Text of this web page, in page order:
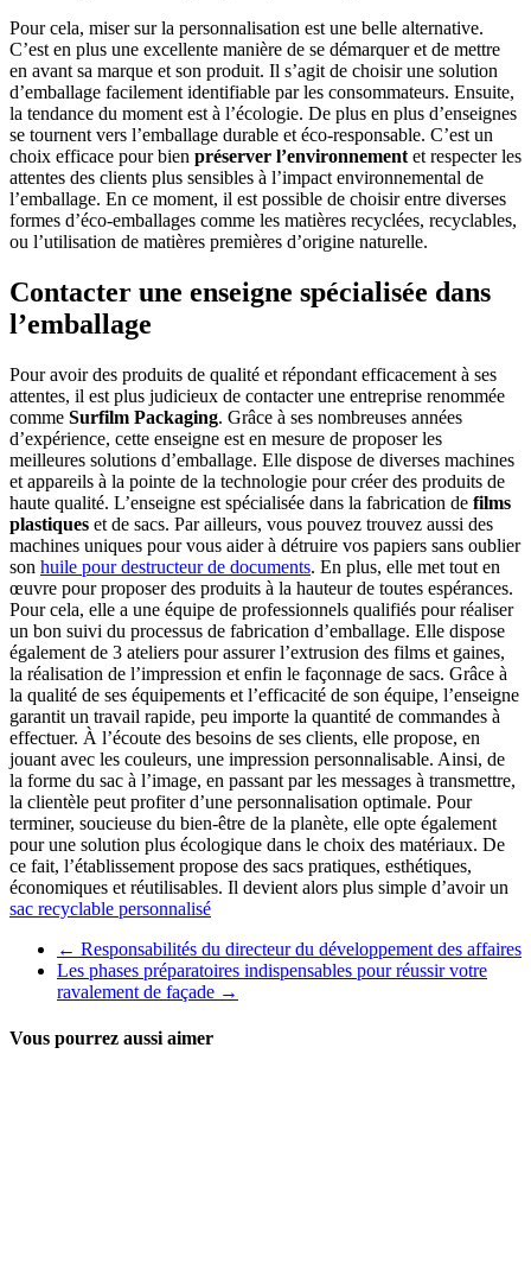
Pour cela, miser sur la personnalisation est une belle alternative.
C’est en plus une excellente manière de se démarquer et de mettre
en avant sa marque et son produit. Il s’agit de choisir une solution
d’emballage facilement identifiable par les consommateurs. Ensuite,
la tendance du moment est à l’écologie. De plus en plus d’enseignes
se tournent vers l’emballage durable et éco-responsable. C’est un
choix efficace pour bien préserver l’environnement et respecter les
attentes des clients plus sensibles à l’impact environnemental de
l’emballage. En ce moment, il est possible de choisir entre diverses
formes d’éco-emballages comme les matières recyclées, recyclables,
ou l’utilisation de matières premières d’origine naturelle.
Contacter une enseigne spécialisée dans
l’emballage
Pour avoir des produits de qualité et répondant efficacement à ses
attentes, il est plus judicieux de contacter une entreprise renommée
comme Surfilm Packaging. Grâce à ses nombreuses années
d’expérience, cette enseigne est en mesure de proposer les
meilleures solutions d’emballage. Elle dispose de diverses machines
et appareils à la pointe de la technologie pour créer des produits de
haute qualité. L’enseigne est spécialisée dans la fabrication de films
plastiques et de sacs. Par ailleurs, vous pouvez trouvez aussi des
machines uniques pour vous aider à détruire vos papiers sans oublier
son huile pour destructeur de documents. En plus, elle met tout en
œuvre pour proposer des produits à la hauteur de toutes espérances.
Pour cela, elle a une équipe de professionnels qualifiés pour réaliser
un bon suivi du processus de fabrication d’emballage. Elle dispose
également de 3 ateliers pour assurer l’extrusion des films et gaines,
la réalisation de l’impression et enfin le façonnage de sacs. Grâce à
la qualité de ses équipements et l’efficacité de son équipe, l’enseigne
garantit un travail rapide, peu importe la quantité de commandes à
effectuer. À l’écoute des besoins de ses clients, elle propose, en
jouant avec les couleurs, une impression personnalisable. Ainsi, de
la forme du sac à l’image, en passant par les messages à transmettre,
la clientèle peut profiter d’une personnalisation optimale. Pour
terminer, soucieuse du bien-être de la planète, elle opte également
pour une solution plus écologique dans le choix des matériaux. De
ce fait, l’établissement propose des sacs pratiques, esthétiques,
économiques et réutilisables. Il devient alors plus simple d’avoir un
sac recyclable personnalisé
← Responsabilités du directeur du développement des affaires
Les phases préparatoires indispensables pour réussir votre
ravalement de façade →
Vous pourrez aussi aimer